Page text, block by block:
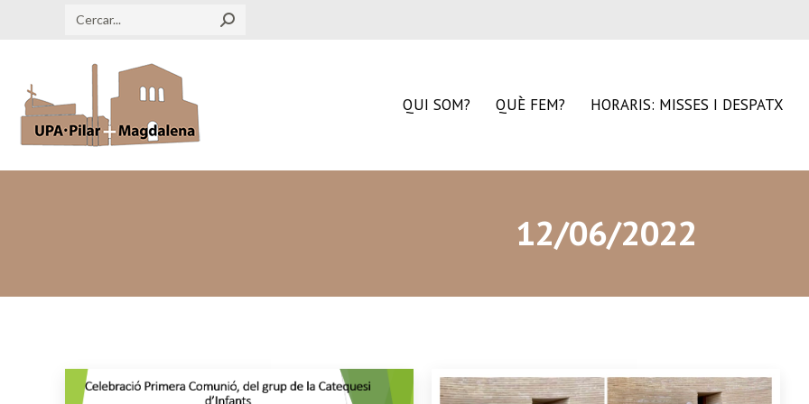
Search:
QUI SOM? QUÈ FEM? HORARIS: MISSES I DESPATX
12/06/2022